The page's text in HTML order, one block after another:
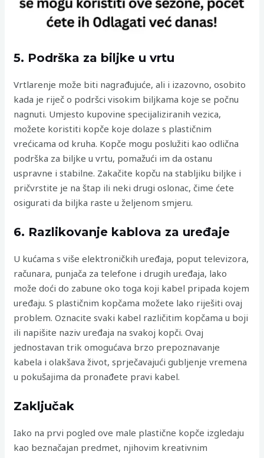
5. Podrška za biljke u vrtu
Vrtlarenje može biti nagrađujuće, ali i izazovno, osobito
kada je riječ o podršci visokim biljkama koje se počnu
nagnuti. Umjesto kupovine specijaliziranih vezica,
možete koristiti kopče koje dolaze s plastičnim
vrećicama od kruha. Kopče mogu poslužiti kao odlična
podrška za biljke u vrtu, pomažući im da ostanu
uspravne i stabilne. Zakačite kopču na stabljiku biljke i
pričvrstite je na štap ili neki drugi oslonac, čime ćete
osigurati da biljka raste u željenom smjeru.
6. Razlikovanje kablova za uređaje
U kućama s više elektroničkih uređaja, poput televizora,
računara, punjača za telefone i drugih uređaja, lako
može doći do zabune oko toga koji kabel pripada kojem
uređaju. S plastičnim kopčama možete lako riješiti ovaj
problem. Oznacite svaki kabel različitim kopčama u boji
ili napišite naziv uređaja na svakoj kopči. Ovaj
jednostavan trik omogućava brzo prepoznavanje
kabela i olakšava život, sprječavajući gubljenje vremena
u pokušajima da pronađete pravi kabel.
Zaključak
Iako na prvi pogled ove male plastične kopče izgledaju
kao beznačajan predmet, njihovim kreativnim